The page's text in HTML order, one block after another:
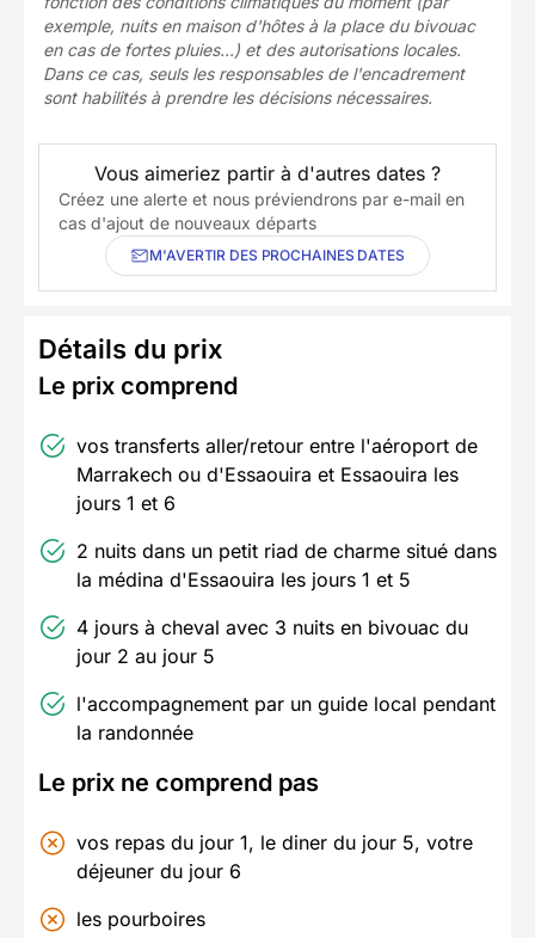
exemple, nuits en maison d'hôtes à la place du bivouac
en cas de fortes pluies...) et des autorisations locales.
Dans ce cas, seuls les responsables de l'encadrement
sont habilités à prendre les décisions nécessaires.
Vous aimeriez partir à d'autres dates ?
Créez une alerte et nous préviendrons par e-mail en
cas d'ajout de nouveaux départs
M'AVERTIR DES PROCHAINES DATES
Détails du prix
Le prix comprend
vos transferts aller/retour entre l'aéroport de
Marrakech ou d'Essaouira et Essaouira les
jours 1 et 6
2 nuits dans un petit riad de charme situé dans
la médina d'Essaouira les jours 1 et 5
4 jours à cheval avec 3 nuits en bivouac du
jour 2 au jour 5
l'accompagnement par un guide local pendant
la randonnée
Le prix ne comprend pas
vos repas du jour 1, le diner du jour 5, votre
déjeuner du jour 6
les pourboires